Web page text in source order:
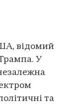
відомий
У
та